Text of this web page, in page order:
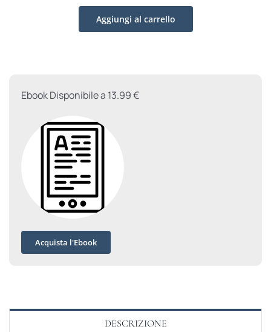
di
dolore
Aggiungi al carrello
Ebook Disponibile a 13.99 €
Acquista l'Ebook
DESCRIZIONE